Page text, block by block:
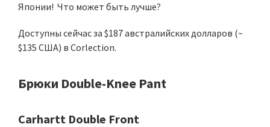
Японии! Что может быть лучше?
Доступны сейчас за $187 австралийских долларов (~
$135 США) в Corlection.
Брюки Double-Knee Pant
Carhartt Double Front